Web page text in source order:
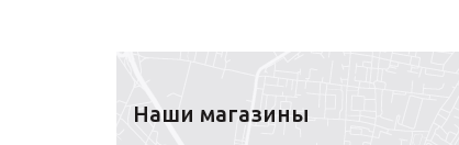
Наши магазины